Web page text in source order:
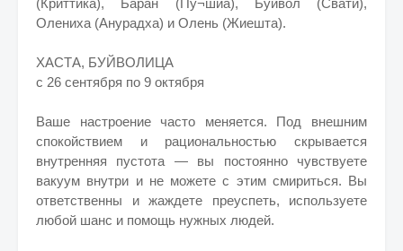
(Криттика), Баран (Пу¬шиа), Буйвол (Свати),
Олениха (Анурадха) и Олень (Жиешта).
ХАСТА, БУЙВОЛИЦА
с 26 сентября по 9 октября
Ваше настроение часто меняется. Под внешним
спокойствием и рациональностью скрывается
внутренняя пустота — вы постоянно чувствуете
вакуум внутри и не можете с этим смириться. Вы
ответственны и жаждете преуспеть, используете
любой шанс и помощь нужных людей.